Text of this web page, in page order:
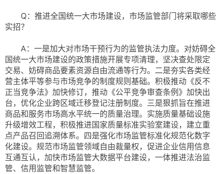
Q：推进全国统一大市场建设，市场监管部门将采取哪些
实招？
A：一是加大对市场干预行为的监管执法力度。对妨碍全
国统一大市场建设的政策措施开展专项清理，坚决查处限定
交易、妨碍商品要素资源自由流通等行为。二是夯实各类经
营主体平等参与市场竞争的制度规则基础。积极推动《反不
正当竞争法》加快修订，推动《公平竞争审查条例》加快出
台，优化企业跨区域迁移登记注册制度。三是狠抓旨在推进
商品和服务市场高水平统一的质量治理。实施质量基础设施
升级增效工程，积极推进国家质量标准实验室建设，建立重
点产品召回追溯体系。四是强化市场监管标准化规范化数字
化建设。规范市场监管领域自由裁量权，促进企业信用信息
互通互认，加快市场监管大数据平台建设，一体推进法治监
管、信用监管和智慧监管。